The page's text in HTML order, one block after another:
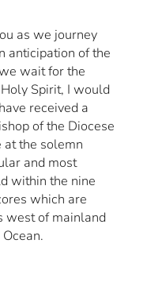
as we journey
anticipation of the
wait for the
Spirit, I would
received a
of the Diocese
at the solemn
and most
within the nine
which are
west of mainland